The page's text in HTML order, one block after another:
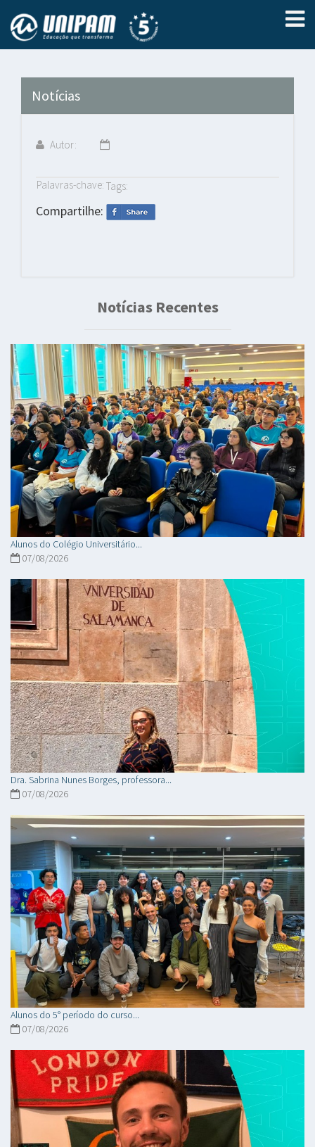
Notícias
Autor:
Palavras-chave: Tags:
Compartilhe:
Notícias Recentes
Alunos do Colégio Universitário...
07/08/2026
Dra. Sabrina Nunes Borges, professora...
07/08/2026
Alunos do 5° período do curso...
07/08/2026